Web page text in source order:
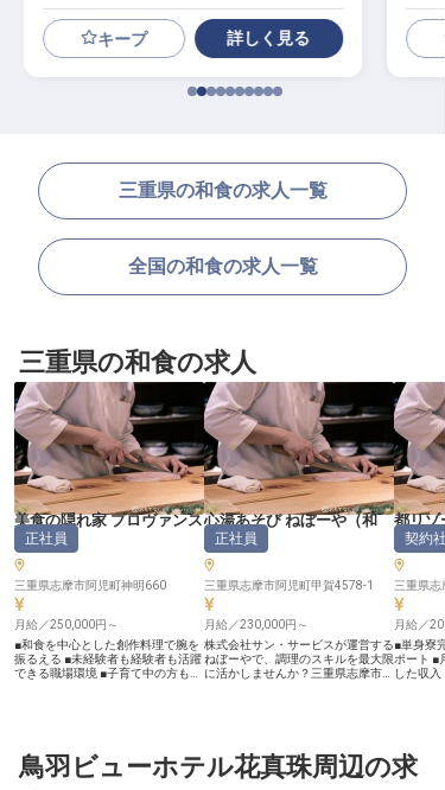
キープ 詳しく見る
三重県の和食の求人一覧
全国の和食の求人一覧
三重県の和食の求人
美食の隠れ家 プロヴァンス
（和食）
正社員
三重県志摩市阿児町神明660
月給／250,000円～
■和食を中心とした創作料理で腕を
振るえる ■未経験者も経験者も活躍
できる職場環境 ■子育て中の方も安
は、お客様の大切な時間を彩る料理
人を募集しています。和食を中心と
心湯あそび ねぼーや（和
食）
正社員
三重県志摩市阿児町甲賀4578-1
月給／230,000円～
株式会社サン・サービスが運営する
ねぼーやで、調理のスキルを最大限
に活かしませんか？三重県志摩市の
段階で料理長などのキャリアを目指
せます。メニュー開発にも携わり、
都リゾ
ドテラ
契約社
三重県
月給／
■単身寮
ポート ■
した収
の幸や山
に残る一
鳥羽ビューホテル花真珠周辺の求